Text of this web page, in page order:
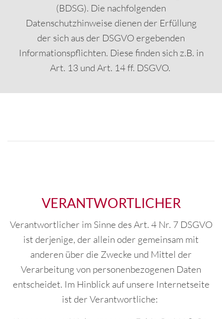
(BDSG). Die nachfolgenden
Datenschutzhinweise dienen der Erfüllung
der sich aus der DSGVO ergebenden
Informationspflichten. Diese finden sich z.B. in
Art. 13 und Art. 14 ff. DSGVO.
VERANTWORTLICHER
Verantwortlicher im Sinne des Art. 4 Nr. 7 DSGVO
ist derjenige, der allein oder gemeinsam mit
anderen über die Zwecke und Mittel der
Verarbeitung von personenbezogenen Daten
entscheidet. Im Hinblick auf unsere Internetseite
ist der Verantwortliche: